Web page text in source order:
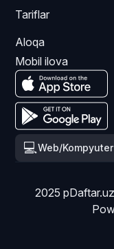
Tariflar
Aloqa
Mobil ilova
💻Web/Kompyuter
2025